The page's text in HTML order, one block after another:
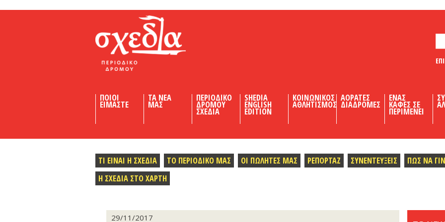
ΠΟΙΟΙ
ΕΙΜΑΣΤΕ
ΤΑ ΝΕΑ
ΜΑΣ
ΠΕΡΙΟΔΙΚΟ
ΔΡΟΜΟΥ
ΣΧΕΔΙΑ
SHEDIA
ENGLISH
EDITION
ΚΟΙΝΩΝΙΚΟΣ
ΑΘΛΗΤΙΣΜΟΣ
ΑΟΡΑΤΕΣ
ΔΙΑΔΡΟΜΕΣ
ΕΝΑΣ
ΚΑΦΕΣ ΣΕ
ΠΕΡΙΜΕΝΕΙ
ΤΙ ΕΙΝΑΙ Η ΣΧΕΔΙΑ ΤΟ ΠΕΡΙΟΔΙΚΟ ΜΑΣ ΟΙ ΠΩΛΗΤΕΣ ΜΑΣ ΡΕΠΟΡΤΑΖ ΣΥΝΕΝΤΕΥΞΕΙΣ
ΠΩΣ ΝΑ
Η ΣΧΕΔΙΑ ΣΤΟ ΧΑΡΤΗ
29/11/2017